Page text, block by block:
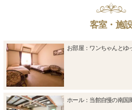
客室・施
お部屋：ワンちゃんとゆ
ホール：当館自慢の南国